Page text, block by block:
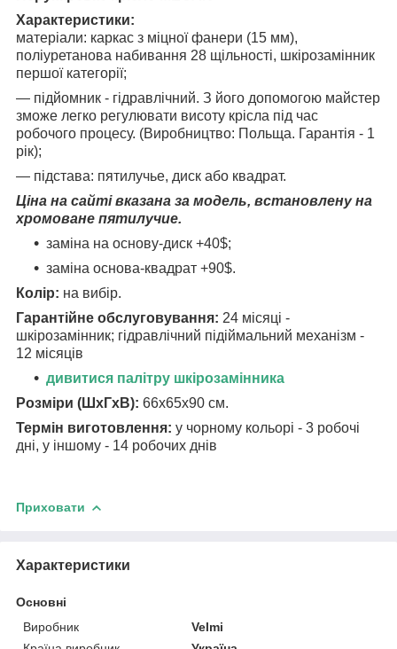
Характеристики:
матеріали: каркас з міцної фанери (15 мм),
поліуретанова набивання 28 щільності, шкірозамінник
першої категорії;
― підйомник - гідравлічний. З його допомогою майстер
зможе легко регулювати висоту крісла під час
робочого процесу. (Виробництво: Польща. Гарантія - 1
рік);
― підстава: пятилучье, диск або квадрат.
Ціна на сайті вказана за модель, встановлену на
хромоване пятилучие.
заміна на основу-диск +40$;
заміна основа-квадрат +90$.
Колір: на вибір.
Гарантійне обслуговування: 24 місяці -
шкірозамінник; гідравлічний підіймальний механізм -
12 місяців
дивитися палітру шкірозамінника
Розміри (ШхГхВ): 66х65х90 см.
Термін виготовлення: у чорному кольорі - 3 робочі
дні, у іншому - 14 робочих днів
Приховати
Характеристики
Основні
Виробник
Velmi